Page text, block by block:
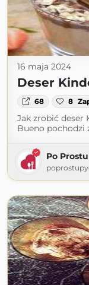
16 maja 2024
Deser
68 8
Jak zrobić deser
Bueno pochodzi
Po